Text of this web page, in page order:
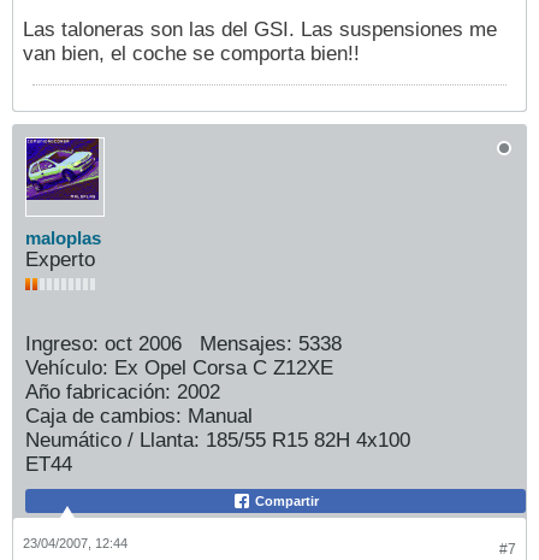
Las taloneras son las del GSI. Las suspensiones me
van bien, el coche se comporta bien!!
maloplas
Experto
Ingreso: oct 2006 Mensajes: 5338
Vehículo: Ex Opel Corsa C Z12XE
Año fabricación: 2002
Caja de cambios: Manual
Neumático / Llanta: 185/55 R15 82H 4x100
ET44
Compartir
#7
23/04/2007, 12:44